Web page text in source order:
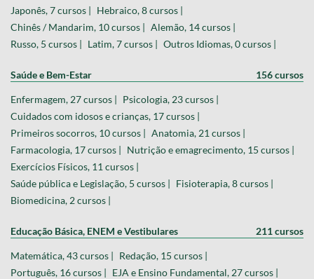
Japonês, 7 cursos | Hebraico, 8 cursos |
Chinês / Mandarim, 10 cursos | Alemão, 14 cursos |
Russo, 5 cursos | Latim, 7 cursos | Outros Idiomas, 0 cursos |
Saúde e Bem-Estar 156 cursos
Enfermagem, 27 cursos | Psicologia, 23 cursos |
Cuidados com idosos e crianças, 17 cursos |
Primeiros socorros, 10 cursos | Anatomia, 21 cursos |
Farmacologia, 17 cursos | Nutrição e emagrecimento, 15 cursos |
Exercícios Físicos, 11 cursos |
Saúde pública e Legislação, 5 cursos | Fisioterapia, 8 cursos |
Biomedicina, 2 cursos |
Educação Básica, ENEM e Vestibulares 211 cursos
Matemática, 43 cursos | Redação, 15 cursos |
Português, 16 cursos | EJA e Ensino Fundamental, 27 cursos |